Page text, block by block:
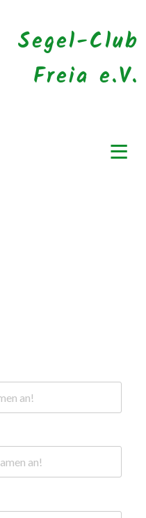
Segel-Club
Freia e.V.
≡